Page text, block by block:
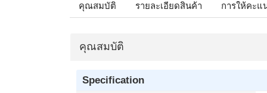
คุณสมบัติ รายละเอียดสินค้า การให้คะแ
คุณสมบัติ
Specification